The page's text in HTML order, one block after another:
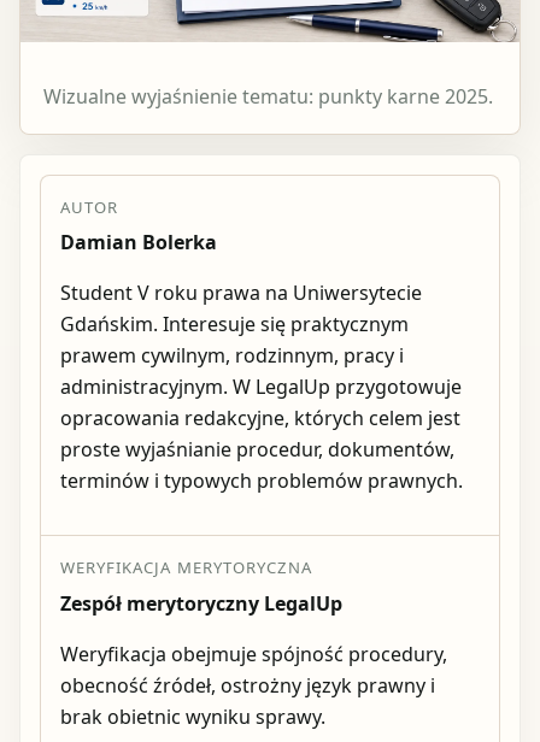
Wizualne wyjaśnienie tematu: punkty karne 2025.
AUTOR
Damian Bolerka
Student V roku prawa na Uniwersytecie
Gdańskim. Interesuje się praktycznym
prawem cywilnym, rodzinnym, pracy i
administracyjnym. W LegalUp przygotowuje
opracowania redakcyjne, których celem jest
proste wyjaśnianie procedur, dokumentów,
terminów i typowych problemów prawnych.
WERYFIKACJA MERYTORYCZNA
Zespół merytoryczny LegalUp
Weryfikacja obejmuje spójność procedury,
obecność źródeł, ostrożny język prawny i
brak obietnic wyniku sprawy.